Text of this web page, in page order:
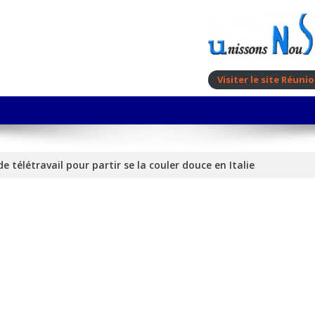
Visiter le site
télétravail pour partir se la couler douce en Italie